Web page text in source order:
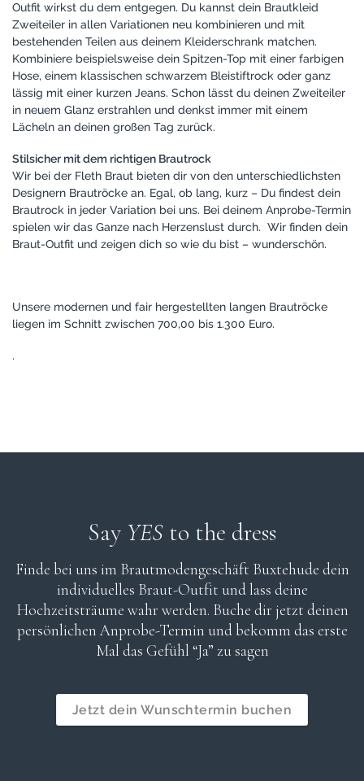
Outfit wirkst du dem entgegen. Du kannst dein Brautkleid
Zweiteiler in allen Variationen neu kombinieren und mit
bestehenden Teilen aus deinem Kleiderschrank matchen.
Kombiniere beispielsweise dein Spitzen-Top mit einer farbigen
Hose, einem klassischen schwarzem Bleistiftrock oder ganz
lässig mit einer kurzen Jeans. Schon lässt du deinen Zweiteiler
in neuem Glanz erstrahlen und denkst immer mit einem
Lächeln an deinen großen Tag zurück.
Stilsicher mit dem richtigen Brautrock
Wir bei der Fleth Braut bieten dir von den unterschiedlichsten
Designern Brautröcke an. Egal, ob lang, kurz – Du findest dein
Brautrock in jeder Variation bei uns. Bei deinem Anprobe-Termin
spielen wir das Ganze nach Herzenslust durch. Wir finden dein
Braut-Outfit und zeigen dich so wie du bist – wunderschön.
Unsere modernen und fair hergestellten langen Brautröcke
liegen im Schnitt zwischen 700,00 bis 1.300 Euro.
.
Say YES to the dress
Finde bei uns im Brautmodengeschäft Buxtehude dein
individuelles Braut-Outfit und lass deine
Hochzeitsträume wahr werden. Buche dir jetzt deinen
persönlichen Anprobe-Termin und bekomm das erste
Mal das Gefühl “Ja” zu sagen
Jetzt dein Wunschtermin buchen